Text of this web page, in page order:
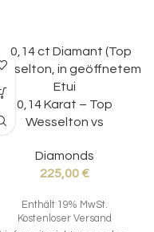
0,14 Karat – Top
Wesselton vs
Diamonds
225,00€
Enthält 19% MwSt.
Kostenloser Versand